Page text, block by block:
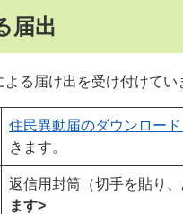
届出
る届け出を受け付けてい
住民異動届のダウンロー
きます。
返信用封筒（切手を貼り
ます>